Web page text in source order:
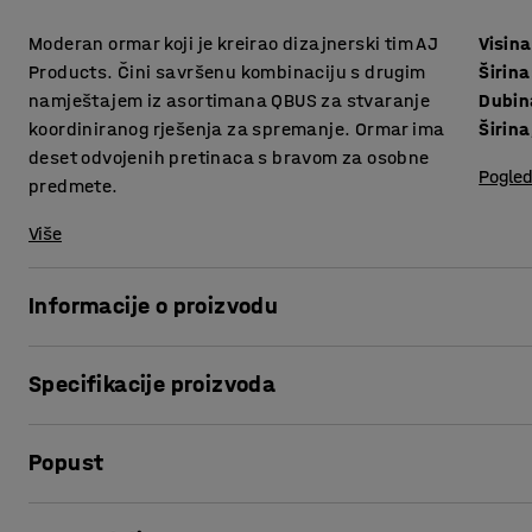
Moderan ormar koji je kreirao dizajnerski tim AJ
Products. Čini savršenu kombinaciju s drugim
namještajem iz asortimana QBUS za stvaranje
koordiniranog rješenja za spremanje. Ormar ima
deset odvojenih pretinaca s bravom za osobne
predmete.
Više
Visina
Širina
Informacije o proizvodu
Ormar ima deset odvojenih pretinaca s bravom za
Ormarić je savršen za spremanje osobnih predmeta ili
Specifikacije proizvoda
Širina: 800
Popust
Ispis stranice